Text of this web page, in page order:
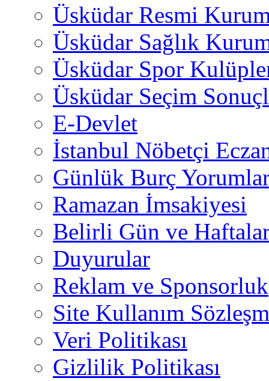
Üsküdar Resmi
Üsküdar Sağlık
Üsküdar Spor
Üsküdar Seçim
E-Devlet
İstanbul Nöbetçi
Günlük Burç
Ramazan İmsakiyesi
Belirli Gün ve
Duyurular
Reklam ve Sponsorluk
Site Kullanım
Veri Politikası
Gizlilik Politikası